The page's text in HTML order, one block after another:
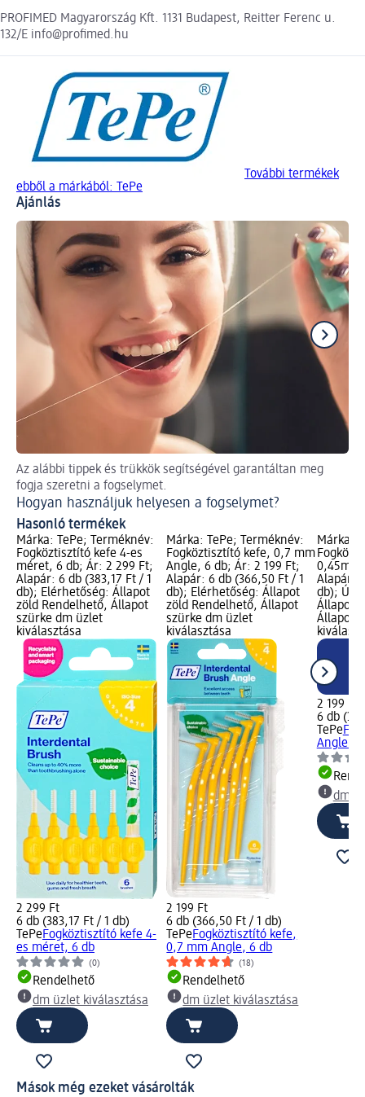
PROFIMED Magyarország Kft. 1131 Budapest, Reitter Ferenc u.
132/E info@profimed.hu
További termékek
ebből a márkából: TePe
Ajánlás
Az alábbi tippek és trükkök segítségével garantáltan meg
fogja szeretni a fogselymet.
Hogyan használjuk helyesen a fogselymet?
Hasonló termékek
Márka: TePe; Terméknév:
Fogköztisztító kefe 4-es
méret, 6 db; Ár: 2 299 Ft;
Alapár: 6 db (383,17 Ft / 1
db); Elérhetőség: Állapot
zöld Rendelhető, Állapot
szürke dm üzlet
kiválasztása
2 299 Ft
6 db (383,17 Ft / 1 db)
TePeFogköztisztító kefe 4-
es méret, 6 db
(0)
Rendelhető
dm üzlet kiválasztása
Márka: TePe; Terméknév:
Fogköztisztító kefe, 0,7 mm
Angle, 6 db; Ár: 2 199 Ft;
Alapár: 6 db (366,50 Ft / 1
db); Elérhetőség: Állapot
zöld Rendelhető, Állapot
szürke dm üzlet
kiválasztása
2 199 Ft
6 db (366,50 Ft / 1 db)
TePeFogköztisztító kefe,
0,7 mm Angle, 6 db
(18)
Rendelhető
dm üzlet kiválasztása
Márka:
Alapár:
db); Új
Állapot
Állapot
2 199 Ft
6 db
TePe
Angle
dm
Mások még ezeket vásárolták